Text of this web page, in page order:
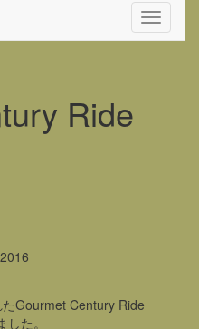
Toggle
Ride
Gourmet Century Ride
た。